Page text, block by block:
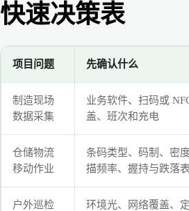
快速决策表
项目问题 先确认什么
制造现场
数据采集
业务软件、扫码或
盖、班次和充电
仓储物流
移动作业
条码类型、码制、密
描频率、握持与跌落
户外巡检
环境光、网络覆盖、